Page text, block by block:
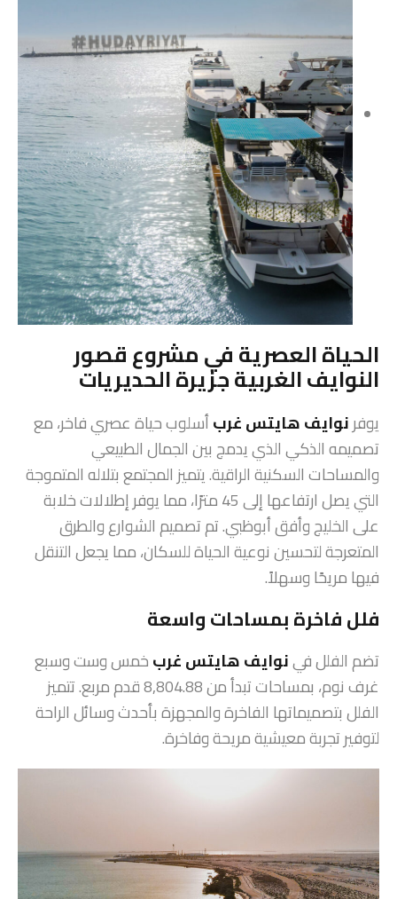
الحياة العصرية في مشروع قصور
النوايف الغربية جزيرة الحديريات
يوفرنوايف هايتس غربأسلوب حياة عصري فاخر، مع
تصميمه الذكي الذي يدمج بين الجمال الطبيعي
والمساحات السكنية الراقية. يتميز المجتمع بتلاله المتموجة
التي يصل ارتفاعها إلى 45 مترًا، مما يوفر إطلالات خلابة
على الخليج وأفق أبوظبي. تم تصميم الشوارع والطرق
المتعرجة لتحسين نوعية الحياة للسكان، مما يجعل التنقل
فيها مريحًا وسهلاً.
فلل فاخرة بمساحات واسعة
تضم الفلل فينوايف هايتس غربخمس وست وسبع
غرف نوم، بمساحات تبدأ من 8,804.88 قدم مربع. تتميز
الفلل بتصميماتها الفاخرة والمجهزة بأحدث وسائل الراحة
لتوفير تجربة معيشية مريحة وفاخرة.